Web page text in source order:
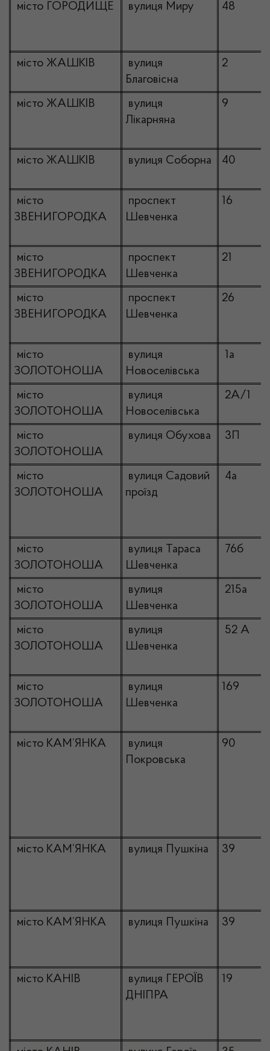
місто ГОРОДИЩЕ вулиця Миру 48
місто ЖАШКІВ
вулиця
Благовісна
2
місто ЖАШКІВ
вулиця
Лікарняна
9
місто ЖАШКІВ вулиця Соборна 40
місто
ЗВЕНИГОРОДКА
проспект
Шевченка
16
місто
ЗВЕНИГОРОДКА
проспект
Шевченка
21
місто
ЗВЕНИГОРОДКА
проспект
Шевченка
26
місто
ЗОЛОТОНОША
вулиця
Новоселівська
1а
місто
ЗОЛОТОНОША
вулиця
Новоселівська
2А/1
місто
ЗОЛОТОНОША
вулиця Обухова 3П
місто
ЗОЛОТОНОША
вулиця Садовий
проїзд
4а
місто
ЗОЛОТОНОША
вулиця Тараса
Шевченка
76б
місто
ЗОЛОТОНОША
вулиця
Шевченка
215а
місто
ЗОЛОТОНОША
вулиця
Шевченка
52 А
місто
ЗОЛОТОНОША
вулиця
Шевченка
169
місто КАМ’ЯНКА
вулиця
Покровська
90
місто КАМ’ЯНКА вулиця Пушкіна 39
місто КАМ’ЯНКА вулиця Пушкіна 39
місто КАНІВ
вулиця ГЕРОЇВ
ДНІПРА
19